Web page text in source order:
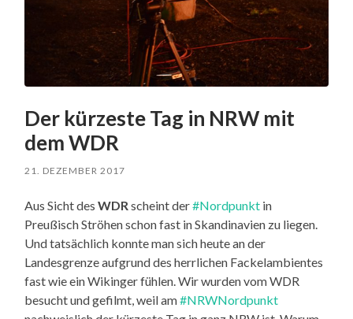
Der kürzeste Tag in NRW mit
dem WDR
21. DEZEMBER 2017
Aus Sicht desWDR scheint der#Nordpunkt in
Preußisch Ströhen schon fast in Skandinavien zu liegen.
Und tatsächlich konnte man sich heute an der
Landesgrenze aufgrund des herrlichen Fackelambientes
fast wie ein Wikinger fühlen. Wir wurden vom WDR
besucht und gefilmt, weil am#NRWNordpunkt